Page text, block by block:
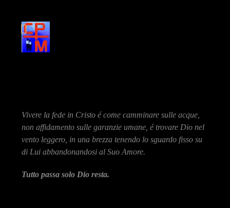
Vivere la fede in Cristo é come camminare sulle acque,
non affidamento sulle garanzie umane, é trovare Dio nel
vento leggero, in una brezza tenendo lo sguardo fisso su
di Lui abbandonandosi al Suo Amore.
Tutto passa solo Dio resta.